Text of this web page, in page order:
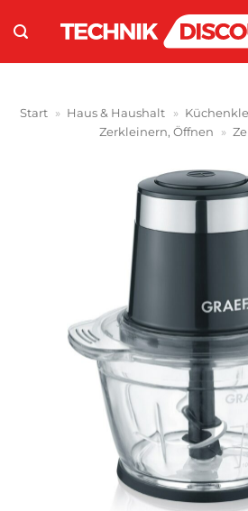
Inhalt
springen
Start » Haus & Haushalt »
Zerkleinern, Öffnen
»